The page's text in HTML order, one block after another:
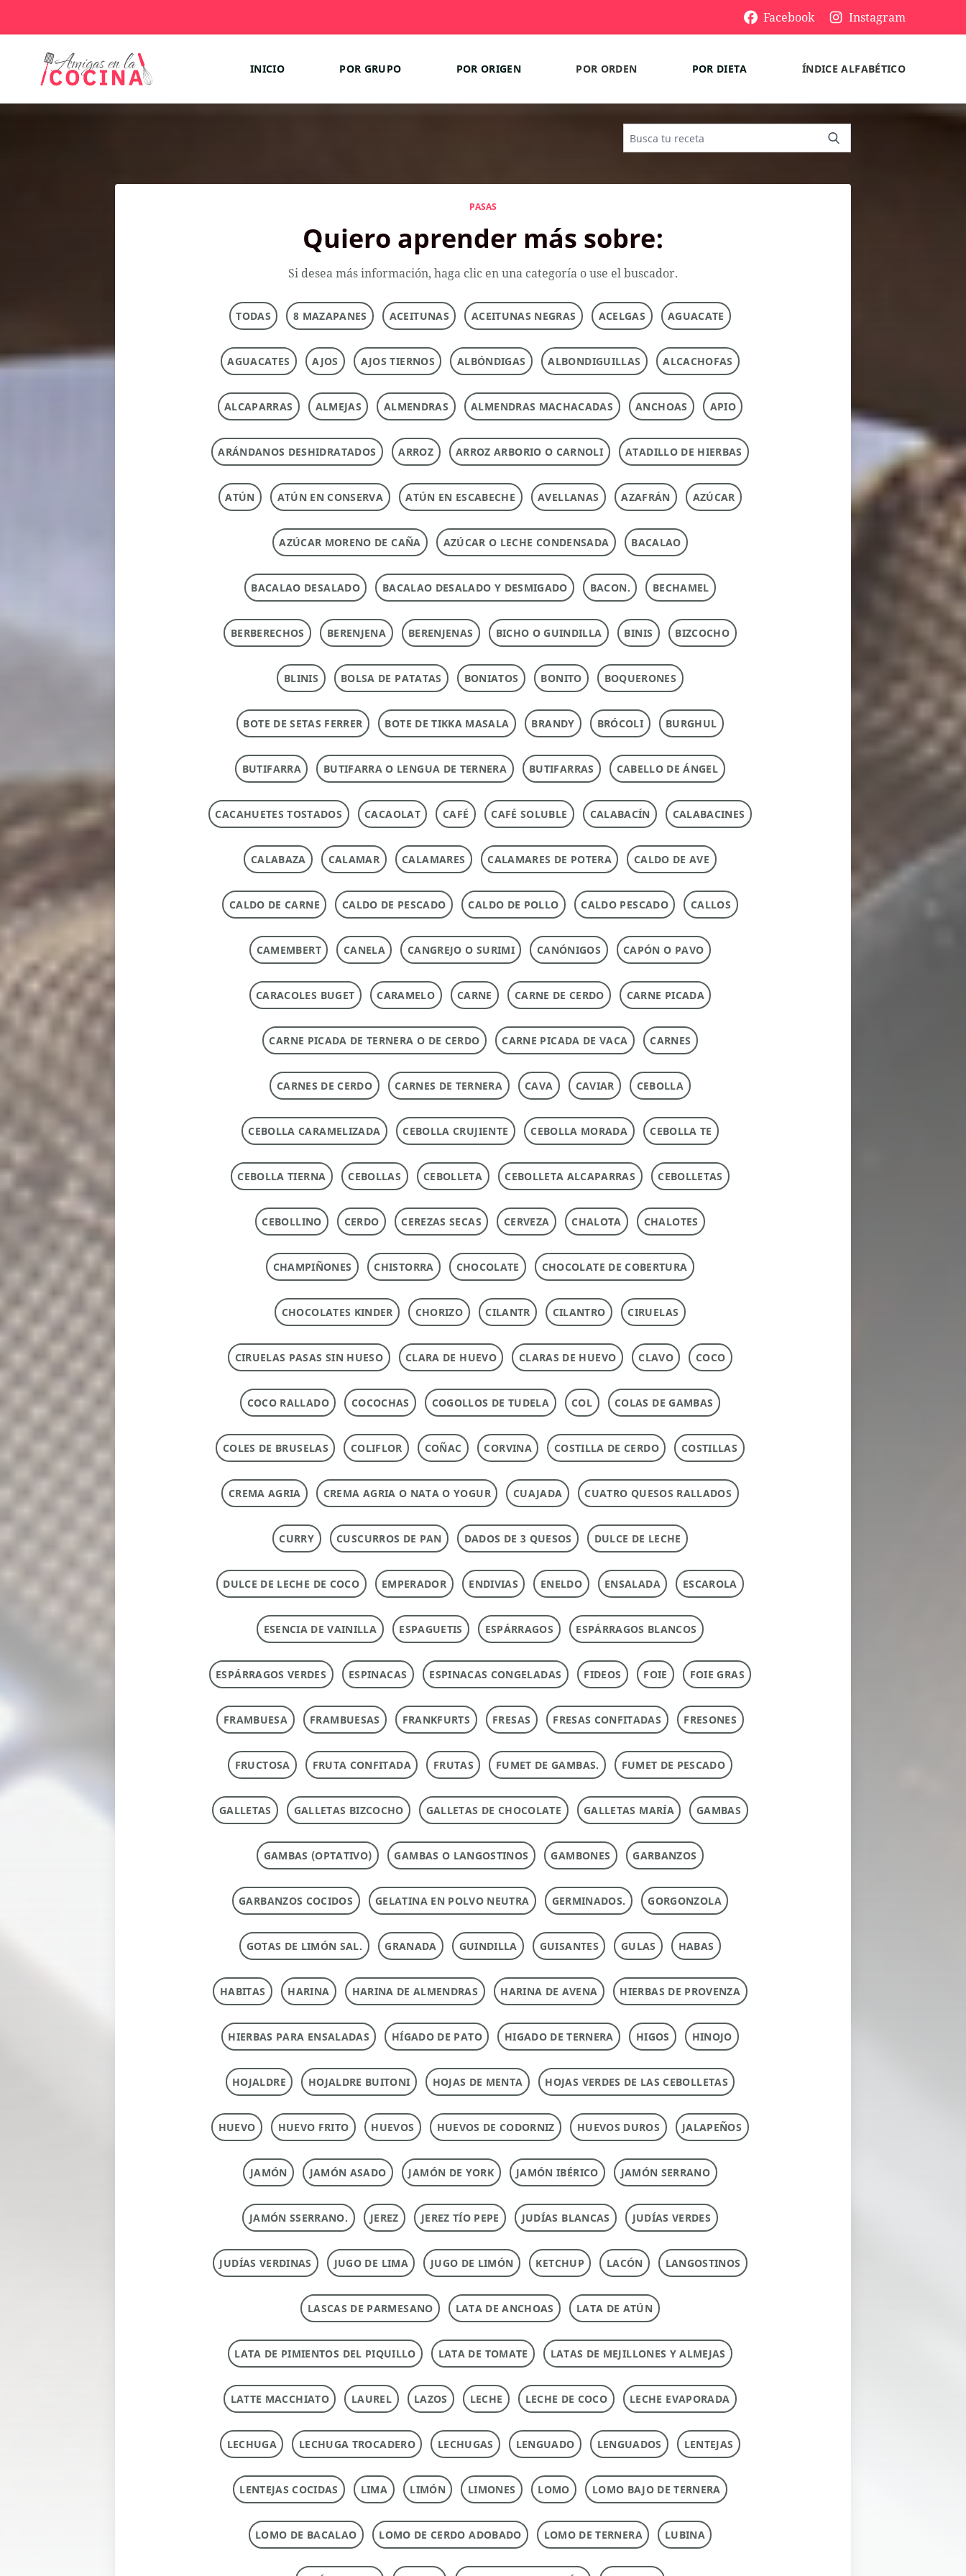
Facebook Instagram
INICIO POR GRUPO POR ORIGEN POR ORDEN POR DIETA ÍNDICE ALFABÉTICO
PASAS
Quiero aprender más sobre:
Si desea más información, haga clic en una categoría o use el buscador.
TODAS 8 MAZAPANES ACEITUNAS ACEITUNAS NEGRAS ACELGAS AGUACATE
AGUACATES AJOS AJOS TIERNOS ALBÓNDIGAS ALBONDIGUILLAS ALCACHOFAS
ALCAPARRAS ALMEJAS ALMENDRAS ALMENDRAS MACHACADAS ANCHOAS APIO
ARÁNDANOS DESHIDRATADOS ARROZ ARROZ ARBORIO O CARNOLI ATADILLO DE HIERBAS
ATÚN ATÚN EN CONSERVA ATÚN EN ESCABECHE AVELLANAS AZAFRÁN AZÚCAR
AZÚCAR MORENO DE CAÑA AZÚCAR O LECHE CONDENSADA BACALAO
BACALAO DESALADO BACALAO DESALADO Y DESMIGADO BACON. BECHAMEL
BERBERECHOS BERENJENA BERENJENAS BICHO O GUINDILLA BINIS BIZCOCHO
BLINIS BOLSA DE PATATAS BONIATOS BONITO BOQUERONES
BOTE DE SETAS FERRER BOTE DE TIKKA MASALA BRANDY BRÓCOLI BURGHUL
BUTIFARRA BUTIFARRA O LENGUA DE TERNERA BUTIFARRAS CABELLO DE ÁNGEL
CACAHUETES TOSTADOS CACAOLAT CAFÉ CAFÉ SOLUBLE CALABACÍN CALABACINES
CALABAZA CALAMAR CALAMARES CALAMARES DE POTERA CALDO DE AVE
CALDO DE CARNE CALDO DE PESCADO CALDO DE POLLO CALDO PESCADO CALLOS
CAMEMBERT CANELA CANGREJO O SURIMI CANÓNIGOS CAPÓN O PAVO
CARACOLES BUGET CARAMELO CARNE CARNE DE CERDO CARNE PICADA
CARNE PICADA DE TERNERA O DE CERDO CARNE PICADA DE VACA CARNES
CARNES DE CERDO CARNES DE TERNERA CAVA CAVIAR CEBOLLA
CEBOLLA CARAMELIZADA CEBOLLA CRUJIENTE CEBOLLA MORADA CEBOLLA TE
CEBOLLA TIERNA CEBOLLAS CEBOLLETA CEBOLLETA ALCAPARRAS CEBOLLETAS
CEBOLLINO CERDO CEREZAS SECAS CERVEZA CHALOTA CHALOTES
CHAMPIÑONES CHISTORRA CHOCOLATE CHOCOLATE DE COBERTURA
CHOCOLATES KINDER CHORIZO CILANTR CILANTRO CIRUELAS
CIRUELAS PASAS SIN HUESO CLARA DE HUEVO CLARAS DE HUEVO CLAVO COCO
COCO RALLADO COCOCHAS COGOLLOS DE TUDELA COL COLAS DE GAMBAS
COLES DE BRUSELAS COLIFLOR COÑAC CORVINA COSTILLA DE CERDO COSTILLAS
CREMA AGRIA CREMA AGRIA O NATA O YOGUR CUAJADA CUATRO QUESOS RALLADOS
CURRY CUSCURROS DE PAN DADOS DE 3 QUESOS DULCE DE LECHE
DULCE DE LECHE DE COCO EMPERADOR ENDIVIAS ENELDO ENSALADA ESCAROLA
ESENCIA DE VAINILLA ESPAGUETIS ESPÁRRAGOS ESPÁRRAGOS BLANCOS
ESPÁRRAGOS VERDES ESPINACAS ESPINACAS CONGELADAS FIDEOS FOIE FOIE GRAS
FRAMBUESA FRAMBUESAS FRANKFURTS FRESAS FRESAS CONFITADAS FRESONES
FRUCTOSA FRUTA CONFITADA FRUTAS FUMET DE GAMBAS. FUMET DE PESCADO
GALLETAS GALLETAS BIZCOCHO GALLETAS DE CHOCOLATE GALLETAS MARÍA GAMBAS
GAMBAS (OPTATIVO) GAMBAS O LANGOSTINOS GAMBONES GARBANZOS
GARBANZOS COCIDOS GELATINA EN POLVO NEUTRA GERMINADOS. GORGONZOLA
GOTAS DE LIMÓN SAL. GRANADA GUINDILLA GUISANTES GULAS HABAS
HABITAS HARINA HARINA DE ALMENDRAS HARINA DE AVENA HIERBAS DE PROVENZA
HIERBAS PARA ENSALADAS HÍGADO DE PATO HIGADO DE TERNERA HIGOS HINOJO
HOJALDRE HOJALDRE BUITONI HOJAS DE MENTA HOJAS VERDES DE LAS CEBOLLETAS
HUEVO HUEVO FRITO HUEVOS HUEVOS DE CODORNIZ HUEVOS DUROS JALAPEÑOS
JAMÓN JAMÓN ASADO JAMÓN DE YORK JAMÓN IBÉRICO JAMÓN SERRANO
JAMÓN SSERRANO. JEREZ JEREZ TÍO PEPE JUDÍAS BLANCAS JUDÍAS VERDES
JUDÍAS VERDINAS JUGO DE LIMA JUGO DE LIMÓN KETCHUP LACÓN LANGOSTINOS
LASCAS DE PARMESANO LATA DE ANCHOAS LATA DE ATÚN
LATA DE PIMIENTOS DEL PIQUILLO LATA DE TOMATE LATAS DE MEJILLONES Y ALMEJAS
LATTE MACCHIATO LAUREL LAZOS LECHE LECHE DE COCO LECHE EVAPORADA
LECHUGA LECHUGA TROCADERO LECHUGAS LENGUADO LENGUADOS LENTEJAS
LENTEJAS COCIDAS LIMA LIMÓN LIMONES LOMO LOMO BAJO DE TERNERA
LOMO DE BACALAO LOMO DE CERDO ADOBADO LOMO DE TERNERA LUBINA